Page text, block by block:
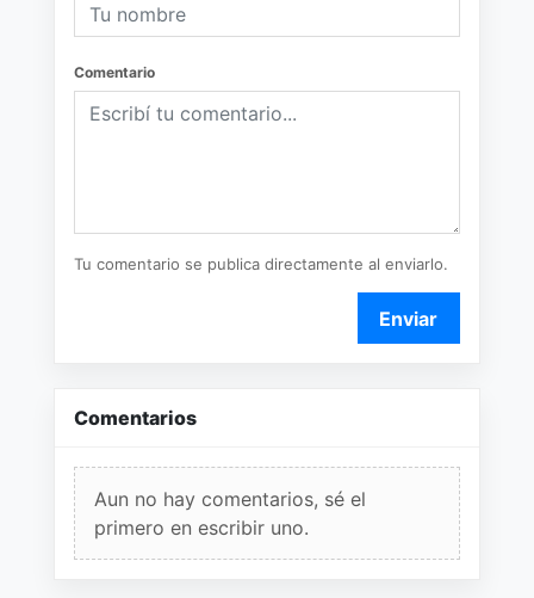
Comentario
Tu comentario se publica directamente al enviarlo.
Enviar
Comentarios
Aun no hay comentarios, sé el
primero en escribir uno.